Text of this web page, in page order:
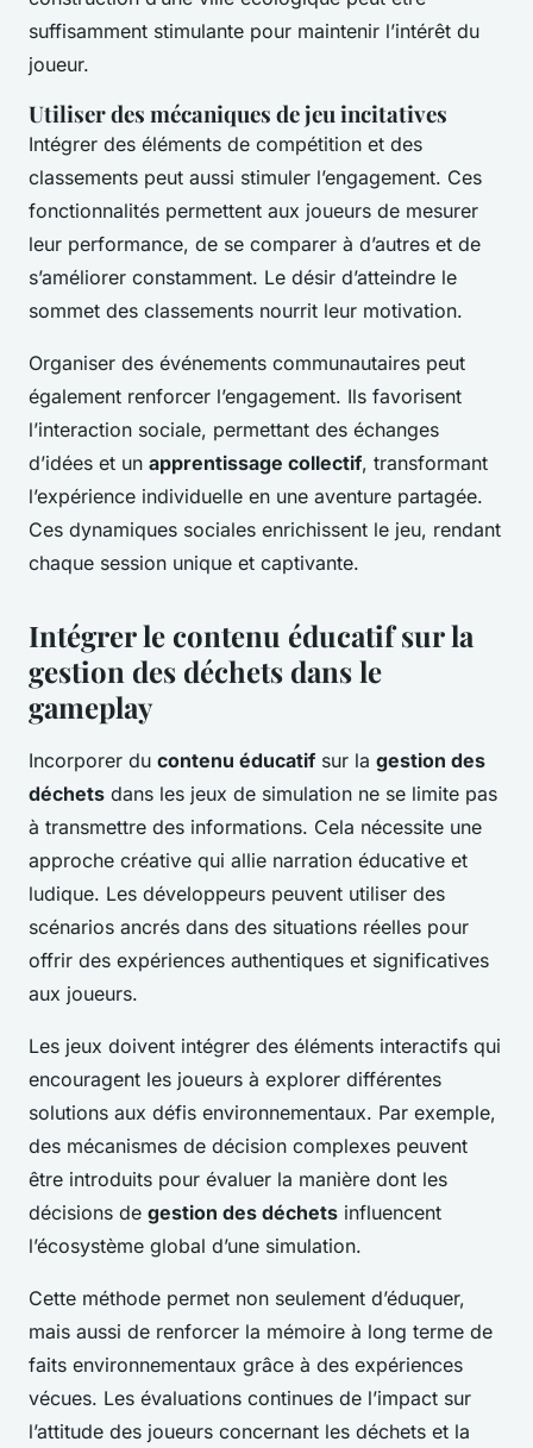
suffisamment stimulante pour maintenir l’intérêt du
joueur.
Utiliser des mécaniques de jeu incitatives
Intégrer des éléments de compétition et des
classements peut aussi stimuler l’engagement. Ces
fonctionnalités permettent aux joueurs de mesurer
leur performance, de se comparer à d’autres et de
s’améliorer constamment. Le désir d’atteindre le
sommet des classements nourrit leur motivation.
Organiser des événements communautaires peut
également renforcer l’engagement. Ils favorisent
l’interaction sociale, permettant des échanges
d’idées et un apprentissage collectif, transformant
l’expérience individuelle en une aventure partagée.
Ces dynamiques sociales enrichissent le jeu, rendant
chaque session unique et captivante.
Intégrer le contenu éducatif sur la
gestion des déchets dans le
gameplay
Incorporer du contenu éducatif sur la gestion des
déchets dans les jeux de simulation ne se limite pas
à transmettre des informations. Cela nécessite une
approche créative qui allie narration éducative et
ludique. Les développeurs peuvent utiliser des
scénarios ancrés dans des situations réelles pour
offrir des expériences authentiques et significatives
aux joueurs.
Les jeux doivent intégrer des éléments interactifs qui
encouragent les joueurs à explorer différentes
solutions aux défis environnementaux. Par exemple,
des mécanismes de décision complexes peuvent
être introduits pour évaluer la manière dont les
décisions de gestion des déchets influencent
l’écosystème global d’une simulation.
Cette méthode permet non seulement d’éduquer,
mais aussi de renforcer la mémoire à long terme de
faits environnementaux grâce à des expériences
vécues. Les évaluations continues de l’impact sur
l’attitude des joueurs concernant les déchets et la